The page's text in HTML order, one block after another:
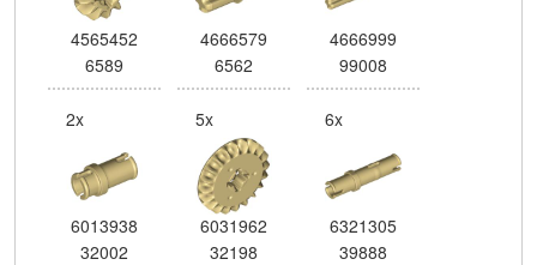
4565452
6589
4666579
6562
4666999
99008
2x
6013938
32002
5x
6031962
32198
6x
6321305
39888